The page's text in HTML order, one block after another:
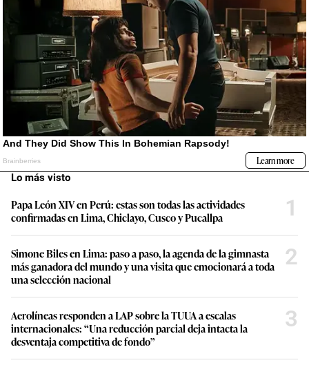
Lo más visto
Papa León XIV en Perú: estas son todas las actividades
confirmadas en Lima, Chiclayo, Cusco y Pucallpa
1
Simone Biles en Lima: paso a paso, la agenda de la gimnasta
más ganadora del mundo y una visita que emocionará a toda
una selección nacional
2
Aerolíneas responden a LAP sobre la TUUA a escalas
internacionales: “Una reducción parcial deja intacta la
desventaja competitiva de fondo”
3